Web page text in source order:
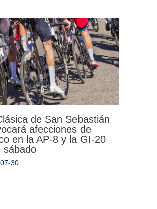
de San Sebastián
afecciones de
en la AP-8 y la GI-20
sábado
30